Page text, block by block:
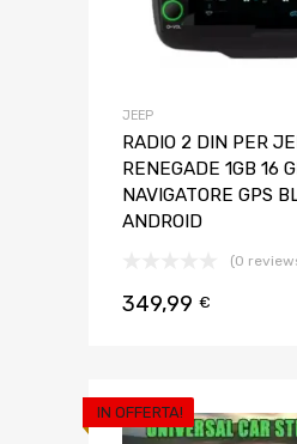
JEEP
RADIO 2 DIN PER
RENEGADE 1GB 16
NAVIGATORE GPS
ANDROID
(0
349,99 €
IN OFFERTA!